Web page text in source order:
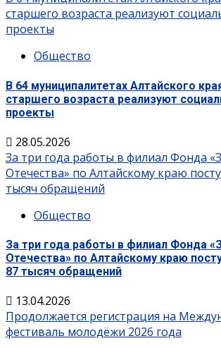
старшего возраста реализуют
проекты
Общество
В 64 муниципалитетах Алтайского
старшего возраста реализуют
проекты
28.05.2026
За три года работы в филиал Фонда
Отечества» по Алтайскому краю
тысяч обращений
Общество
За три года работы в филиал Фонда
Отечества» по Алтайскому краю
87 тысяч обращений
13.04.2026
Продолжается регистрация на
фестиваль молодёжи 2026 года